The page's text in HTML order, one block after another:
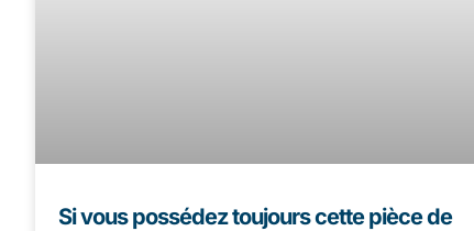
Si vous possédez toujours cette pièce de